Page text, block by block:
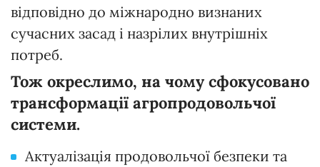
відповідно до міжнародно визнаних
сучасних засад і назрілих внутрішніх
потреб.
Тож окреслимо, на чому сфокусовано
трансформації агропродовольчої
системи.
Актуалізація продовольчої безпеки та